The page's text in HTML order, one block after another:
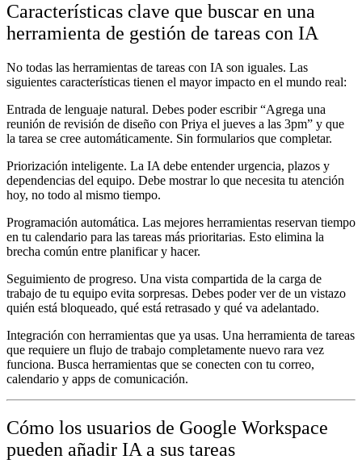
Características clave que buscar en una
herramienta de gestión de tareas con IA
No todas las herramientas de tareas con IA son iguales. Las
siguientes características tienen el mayor impacto en el mundo real:
Entrada de lenguaje natural. Debes poder escribir “Agrega una
reunión de revisión de diseño con Priya el jueves a las 3pm” y que
la tarea se cree automáticamente. Sin formularios que completar.
Priorización inteligente. La IA debe entender urgencia, plazos y
dependencias del equipo. Debe mostrar lo que necesita tu atención
hoy, no todo al mismo tiempo.
Programación automática. Las mejores herramientas reservan tiempo
en tu calendario para las tareas más prioritarias. Esto elimina la
brecha común entre planificar y hacer.
Seguimiento de progreso. Una vista compartida de la carga de
trabajo de tu equipo evita sorpresas. Debes poder ver de un vistazo
quién está bloqueado, qué está retrasado y qué va adelantado.
Integración con herramientas que ya usas. Una herramienta de tareas
que requiere un flujo de trabajo completamente nuevo rara vez
funciona. Busca herramientas que se conecten con tu correo,
calendario y apps de comunicación.
Cómo los usuarios de Google Workspace
pueden añadir IA a sus tareas